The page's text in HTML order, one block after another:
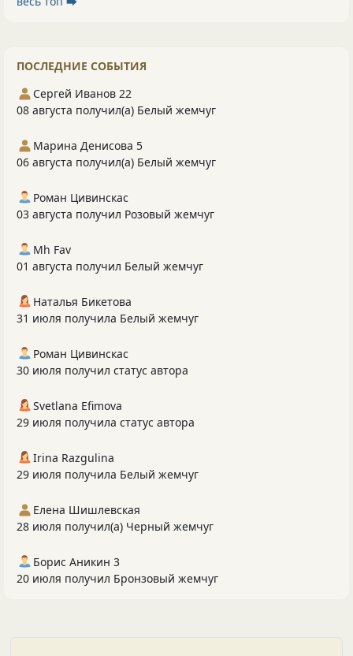
ПОСЛЕДНИЕ СОБЫТИЯ
Сергей Иванов 22
08 августа получил(а) Белый жемчуг
Марина Денисова 5
06 августа получил(а) Белый жемчуг
Роман Цивинскас
03 августа получил Розовый жемчуг
Mh Fav
01 августа получил Белый жемчуг
Наталья Бикетова
31 июля получила Белый жемчуг
Роман Цивинскас
30 июля получил статус автора
Svetlana Efimova
29 июля получила статус автора
Irina Razgulina
29 июля получила Белый жемчуг
Елена Шишлевская
28 июля получил(а) Черный жемчуг
Борис Аникин 3
20 июля получил Бронзовый жемчуг